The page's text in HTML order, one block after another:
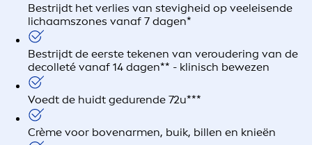
Bestrijdt het verlies van stevigheid op veeleisende
lichaamszones vanaf 7 dagen*
Bestrijdt de eerste tekenen van veroudering van de
decolleté vanaf 14 dagen** - klinisch bewezen
Voedt de huidt gedurende 72u***
Crème voor bovenarmen, buik, billen en knieën